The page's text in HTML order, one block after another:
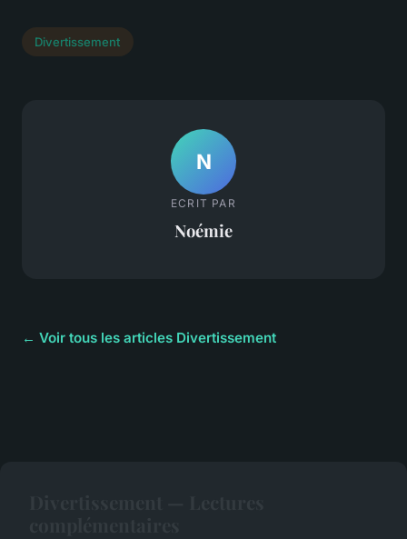
Divertissement
N
ECRIT PAR
Noémie
← Voir tous les articles Divertissement